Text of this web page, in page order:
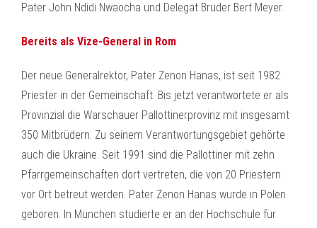
Pater John Ndidi Nwaocha und Delegat Bruder Bert Meyer.
Bereits als Vize-General in Rom
Der neue Generalrektor, Pater Zenon Hanas, ist seit 1982
Priester in der Gemeinschaft. Bis jetzt verantwortete er als
Provinzial die Warschauer Pallottinerprovinz mit insgesamt
350 Mitbrüdern. Zu seinem Verantwortungsgebiet gehörte
auch die Ukraine. Seit 1991 sind die Pallottiner mit zehn
Pfarrgemeinschaften dort vertreten, die von 20 Priestern
vor Ort betreut werden. Pater Zenon Hanas wurde in Polen
geboren. In München studierte er an der Hochschule für